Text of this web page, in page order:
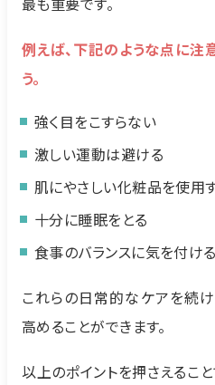
例えば、下記のような点に注
う。
強く目をこすらない
激しい運動は避ける
肌にやさしい化粧品を使用
十分に睡眠をとる
食事のバランスに気を付ける
これらの日常的なケアを続
高めることができます。
以上のポイントを押さえるこ